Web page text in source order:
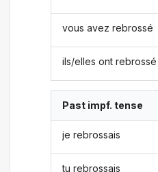
vous avez rebrossé
ils/elles ont rebrossé
Past impf. tense
je rebrossais
tu rebrossais